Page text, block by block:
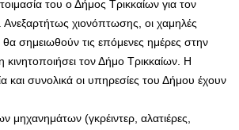
του ο Δήμος Τρικκαίων για τον
Ανεξαρτήτως χιονόπτωσης, οι χαμηλές
σημειωθούν τις επόμενες ημέρες στην
κινητοποιήσει τον Δήμο Τρικκαίων. Η
και συνολικά οι υπηρεσίες του Δήμου έχουν
μηχανημάτων (γκρέιντερ, αλατιέρες,